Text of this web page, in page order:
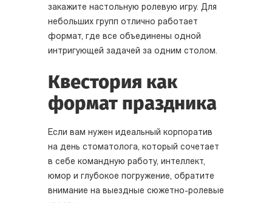
закажите настольную ролевую игру. Для
небольших групп отлично работает
формат, где все объединены одной
интригующей задачей за одним столом.
Квестория как
формат праздника
Если вам нужен идеальный корпоратив
на день стоматолога, который сочетает
в себе командную работу, интеллект,
юмор и глубокое погружение, обратите
внимание на выездные сюжетно-ролевые